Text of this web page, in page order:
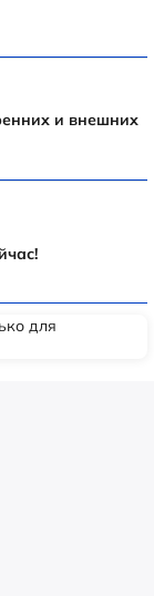
и внешних
для